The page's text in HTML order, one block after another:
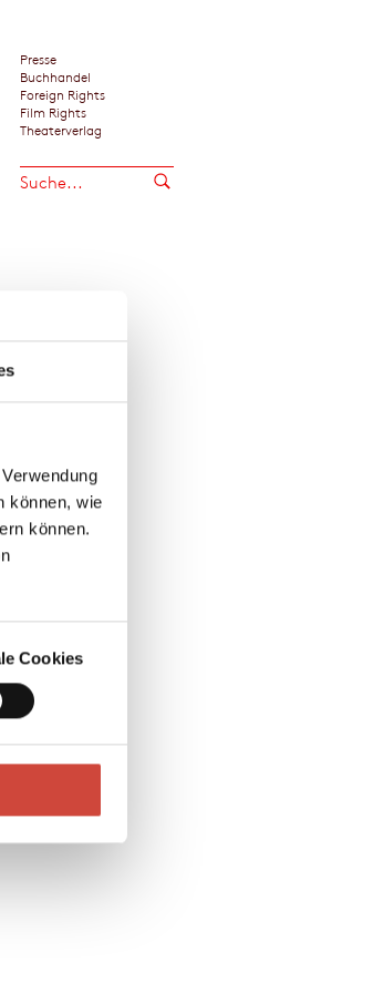
können, wie
können.
Cookies
Presse
Buchhandel
Foreign Rights
Film Rights
Theaterverlag